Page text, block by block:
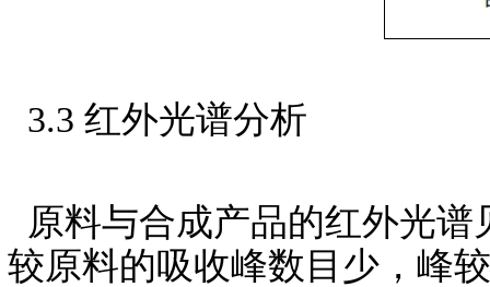
3.3 红外光谱分析
原料与合成产品的红外光
较原料的吸收峰数目少，峰